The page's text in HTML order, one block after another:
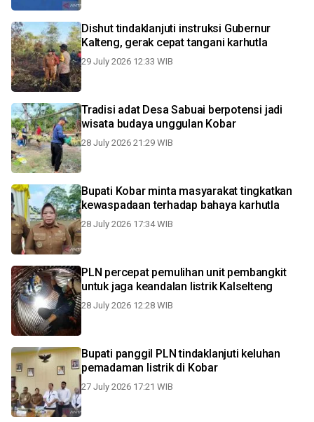
Dishut tindaklanjuti instruksi Gubernur
Kalteng, gerak cepat tangani karhutla
29 July 2026 12:33 WIB
Tradisi adat Desa Sabuai berpotensi jadi
wisata budaya unggulan Kobar
28 July 2026 21:29 WIB
Bupati Kobar minta masyarakat tingkatkan
kewaspadaan terhadap bahaya karhutla
28 July 2026 17:34 WIB
PLN percepat pemulihan unit pembangkit
untuk jaga keandalan listrik Kalselteng
28 July 2026 12:28 WIB
Bupati panggil PLN tindaklanjuti keluhan
pemadaman listrik di Kobar
27 July 2026 17:21 WIB